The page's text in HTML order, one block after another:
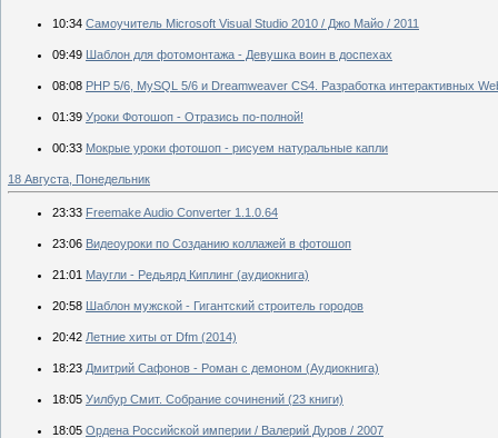
10:34 Самоучитель Microsoft Visual Studio 2010 / Джо Майо / 2011
09:49 Шаблон для фотомонтажа - Девушка воин в доспехах
08:08 РНР 5/6, MySQL 5/6 и Dreamweaver CS4. Разработка интерактивных
01:39 Уроки Фотошоп - Отразись по-полной!
00:33 Мокрые уроки фотошоп - рисуем натуральные капли
18 Августа, Понедельник
23:33 Freemake Audio Converter 1.1.0.64
23:06 Видеоуроки по Созданию коллажей в фотошоп
21:01 Маугли - Редьярд Киплинг (аудиокнига)
20:58 Шаблон мужской - Гигантский строитель городов
20:42 Летние хиты от Dfm (2014)
18:23 Дмитрий Сафонов - Роман с демоном (Аудиокнига)
18:05 Уилбур Смит. Собрание сочинений (23 книги)
18:05 Ордена Российской империи / Валерий Дуров / 2007